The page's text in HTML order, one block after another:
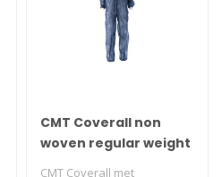
CMT Coverall non
woven regular weight
Blauw 50 stuks
CMT Coverall met